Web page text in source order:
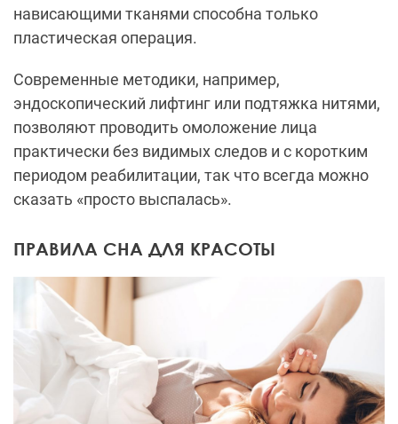
нависающими тканями способна только
пластическая операция.
Современные методики, например,
эндоскопический лифтинг или подтяжка нитями,
позволяют проводить омоложение лица
практически без видимых следов и с коротким
периодом реабилитации, так что всегда можно
сказать «просто выспалась».
ПРАВИЛА СНА ДЛЯ КРАСОТЫ